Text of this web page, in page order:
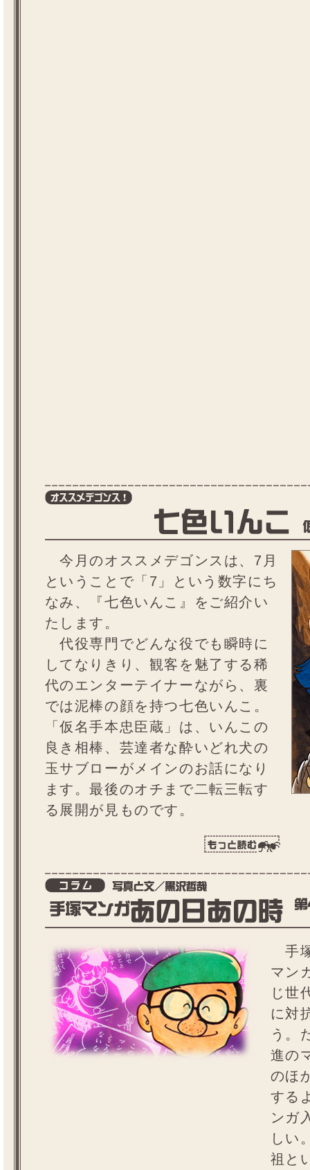
今月のオススメデゴンスは、7月
ということで「7」という数字にち
なみ、『七色いんこ』をご紹介い
たします。
代役専門でどんな役でも瞬時に
してなりきり、観客を魅了する稀
代のエンターテイナーながら、裏
では泥棒の顔を持つ七色いんこ。
「仮名手本忠臣蔵」は、いんこの
良き相棒、芸達者な酔いどれ犬の
玉サブローがメインのお話になり
ます。最後のオチまで二転三転す
る展開が見ものです。
手
マン
じ世
に対
う。
進の
のほ
する
ンガ
しい
祖と